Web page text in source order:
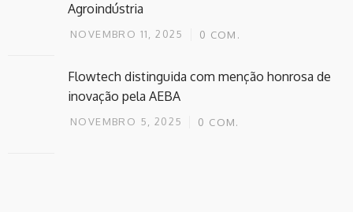
Agroindústria
NOVEMBRO 11, 2025 0 COM.
Flowtech distinguida com menção honrosa de
inovação pela AEBA
NOVEMBRO 5, 2025 0 COM.